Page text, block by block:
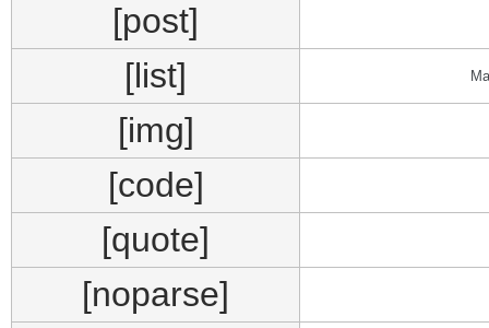
[post]
[list]
[img]
[code]
[quote]
[noparse]